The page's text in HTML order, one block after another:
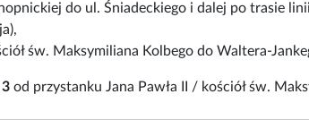
do ul. Śniadeckiego i dalej po trasie
św. Maksymiliana Kolbego do Waltera-
3 od przystanku Jana Pawła II / kościół św.